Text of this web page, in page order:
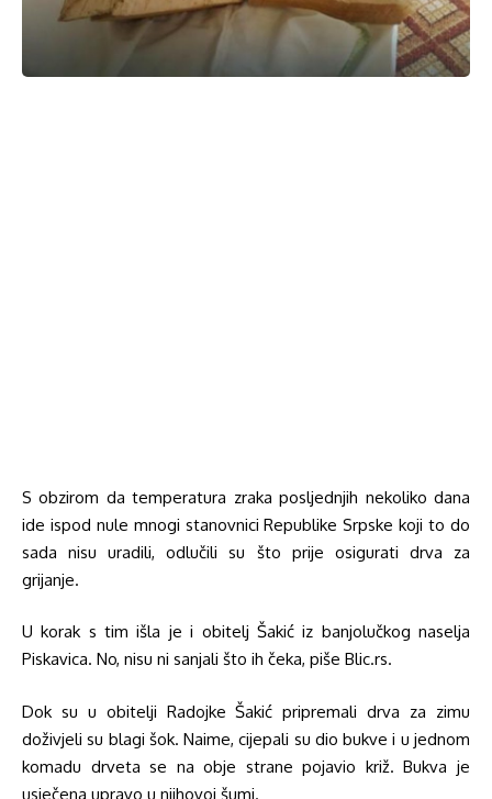
S obzirom da temperatura zraka posljednjih nekoliko dana
ide ispod nule mnogi stanovnici Republike Srpske koji to do
sada nisu uradili, odlučili su što prije osigurati drva za
grijanje.
U korak s tim išla je i obitelj Šakić iz banjolučkog naselja
Piskavica. No, nisu ni sanjali što ih čeka, piše Blic.rs.
Dok su u obitelji Radojke Šakić pripremali drva za zimu
doživjeli su blagi šok. Naime, cijepali su dio bukve i u jednom
komadu drveta se na obje strane pojavio križ. Bukva je
usječena upravo u njihovoj šumi.